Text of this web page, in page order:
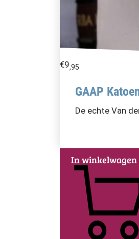
€9,95
GAAP
De echte Van
In winkelwagen